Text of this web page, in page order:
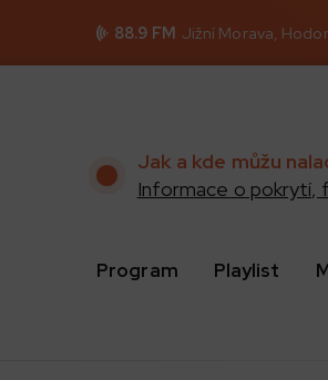
88.9 FM Jižní Morava,
Jak a kde můžu
Informace o pokrytí,
Program Playlist